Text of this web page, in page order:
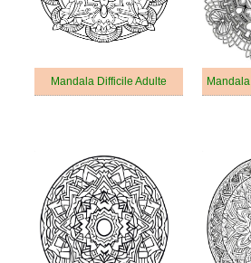
Mandala Difficile Adulte